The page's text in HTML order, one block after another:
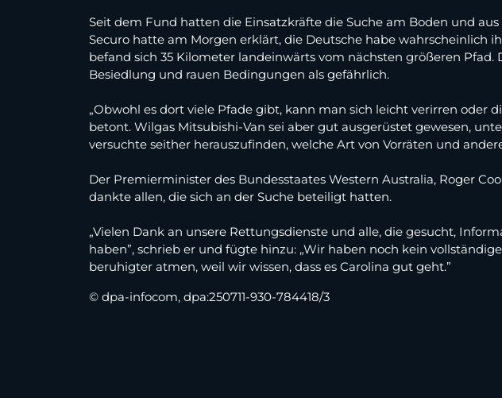
Seit dem Fund hatten die Einsatzkräfte die Suche am Boden und
Securo hatte am Morgen erklärt, die Deutsche habe wahrscheinlich
befand sich 35 Kilometer landeinwärts vom nächsten größeren
Besiedlung und rauen Bedingungen als gefährlich.
„Obwohl es dort viele Pfade gibt, kann man sich leicht verirren oder
betont. Wilgas Mitsubishi-Van sei aber gut ausgerüstet gewesen,
versuchte seither herauszufinden, welche Art von Vorräten und
Der Premierminister des Bundesstaates Western Australia, Roger
dankte allen, die sich an der Suche beteiligt hatten.
„Vielen Dank an unsere Rettungsdienste und alle, die gesucht,
haben”, schrieb er und fügte hinzu: „Wir haben noch kein
beruhigter atmen, weil wir wissen, dass es Carolina gut geht.”
© dpa-infocom, dpa:250711-930-784418/3